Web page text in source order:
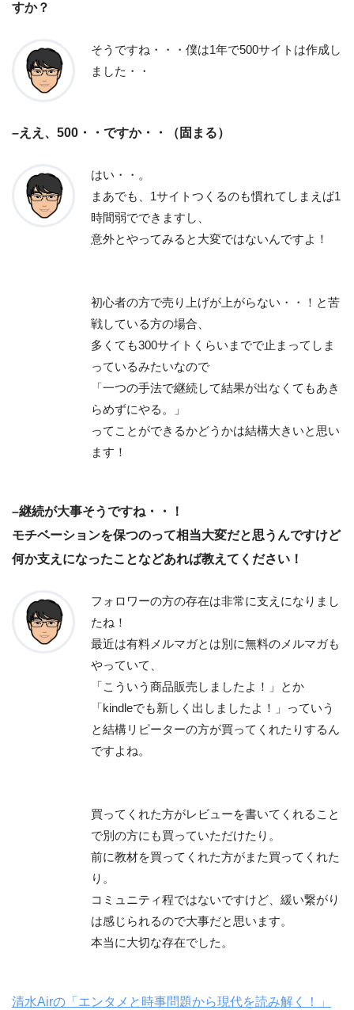
すか？
そうですね・・・僕は1年で500サイトは作成し
ました・・
–ええ、500・・ですか・・（固まる）
はい・・。
まあでも、1サイトつくるのも慣れてしまえば1
時間弱でできますし、
意外とやってみると大変ではないんですよ！
初心者の方で売り上げが上がらない・・！と苦
戦している方の場合、
多くても300サイトくらいまでで止まってしま
っているみたいなので
「一つの手法で継続して結果が出なくてもあき
らめずにやる。」
ってことができるかどうかは結構大きいと思い
ます！
–継続が大事そうですね・・！
モチベーションを保つのって相当大変だと思うんですけど
何か支えになったことなどあれば教えてください！
フォロワーの方の存在は非常に支えになりまし
たね！
最近は有料メルマガとは別に無料のメルマガも
やっていて、
「こういう商品販売しましたよ！」とか
「kindleでも新しく出しましたよ！」っていう
と結構リピーターの方が買ってくれたりするん
ですよね。
買ってくれた方がレビューを書いてくれること
で別の方にも買っていただけたり。
前に教材を買ってくれた方がまた買ってくれた
り。
コミュニティ程ではないですけど、緩い繋がり
は感じられるので大事だと思います。
本当に大切な存在でした。
清水Airの「エンタメと時事問題から現代を読み解く！」